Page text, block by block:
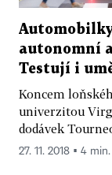
autonomní
Testují i
Koncem
univerzitou
dodávek
27. 11. 2018 ▪ 4